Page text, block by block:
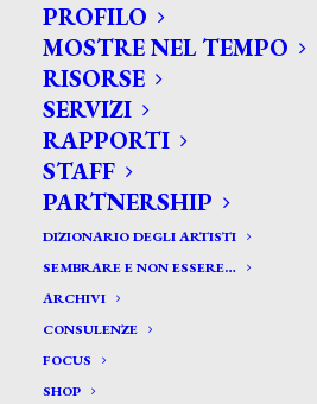
PROFILO
MOSTRE NEL TEMPO
RISORSE
SERVIZI
RAPPORTI
STAFF
PARTNERSHIP
DIZIONARIO DEGLI ARTISTI
SEMBRARE E NON ESSERE…
ARCHIVI
CONSULENZE
FOCUS
SHOP
CERCA TRA GLI ARTISTI:
Search
for:
Bini Alberto